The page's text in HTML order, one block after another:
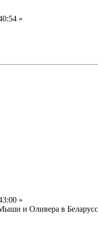
»
»
и Оливера в